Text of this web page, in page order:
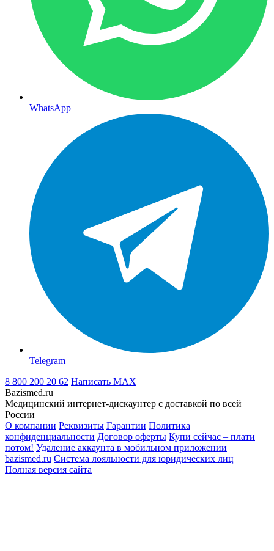
WhatsApp
Telegram
8 800 200 20 62 Написать MAX
Bazismed.ru
Медицинский интернет-дискаунтер с доставкой по всей
России
О компании Реквизиты Гарантии Политика
конфиденциальности Договор оферты Купи сейчас – плати
потом! Удаление аккаунта в мобильном приложении
bazismed.ru Система лояльности для юридических лиц
Полная версия сайта